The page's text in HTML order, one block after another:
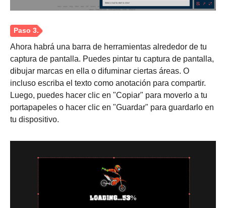
Ahora habrá una barra de herramientas alrededor de tu
captura de pantalla. Puedes pintar tu captura de pantalla,
dibujar marcas en ella o difuminar ciertas áreas. O
incluso escriba el texto como anotación para compartir.
Luego, puedes hacer clic en "Copiar" para moverlo a tu
portapapeles o hacer clic en "Guardar" para guardarlo en
tu dispositivo.